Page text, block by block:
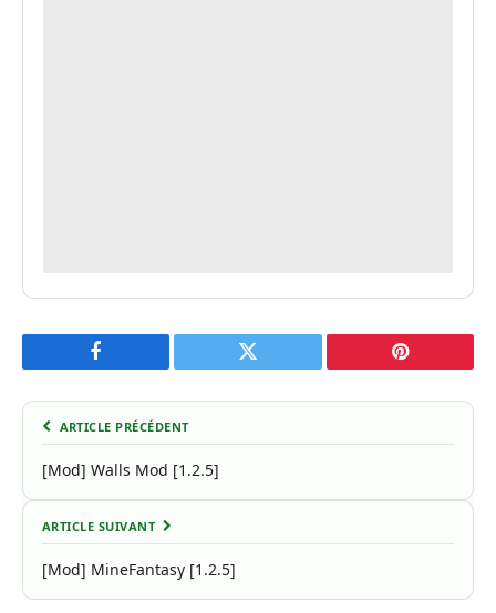
Facebook Twitter Pinterest
ARTICLE PRÉCÉDENT
[Mod] Walls Mod [1.2.5]
ARTICLE SUIVANT
[Mod] MineFantasy [1.2.5]